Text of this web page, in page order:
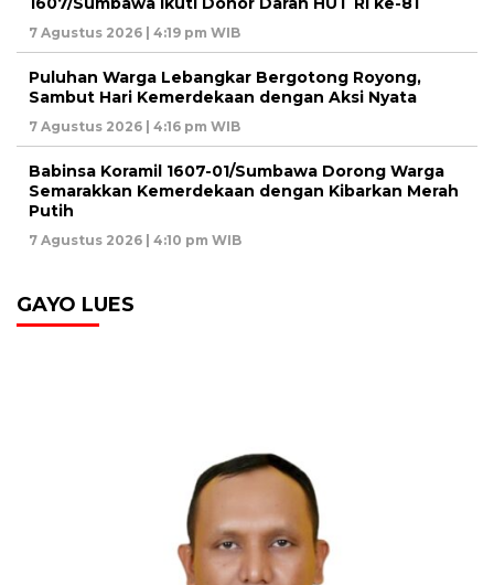
7 Agustus 2026 | 4:19 pm WIB
Puluhan Warga Lebangkar Bergotong Royong,
Sambut Hari Kemerdekaan dengan Aksi Nyata
7 Agustus 2026 | 4:16 pm WIB
Babinsa Koramil 1607-01/Sumbawa Dorong Warga
Semarakkan Kemerdekaan dengan Kibarkan Merah
Putih
7 Agustus 2026 | 4:10 pm WIB
GAYO LUES